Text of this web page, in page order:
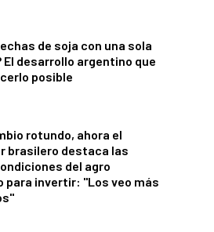
de soja con una sola
El desarrollo argentino que
posible
rotundo, ahora el
brasilero destaca las
del agro
para invertir: "Los veo más